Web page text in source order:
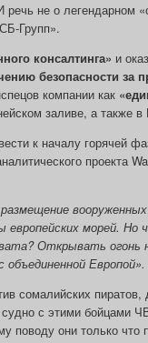
не о легендарном
Групп».
консалтинга» и
безопасности за
компании как
заливе, а также
к началу горячей
проекта
европейских морей.
Открывать
Европой».
сомалийских
с этими бойцами
поводу они только что